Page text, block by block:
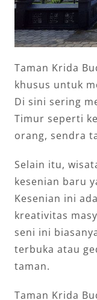
Taman Krida
khusus untuk
Di sini sering
Timur seperti
orang, sendra
Selain itu,
kesenian baru
Kesenian ini
kreativitas
seni ini
terbuka atau
taman.
Taman Krida